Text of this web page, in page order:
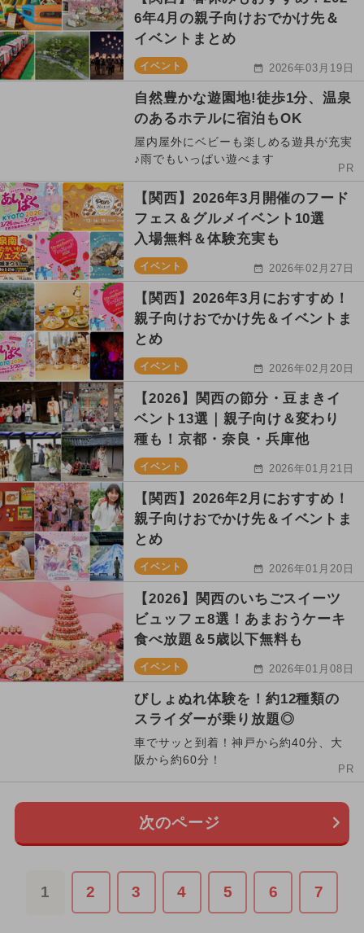
6年4月の親子向けおでかけ先＆
イベントまとめ
イベント 2026年03月19日
自然豊かな遊園地!徒歩1分、温泉
のあるホテルに宿泊もOK
屋内屋外にベビーも楽しめる遊具が充実
♪雨でもいっぱい遊べます
PR
【関西】2026年3月開催のフード
フェス＆グルメイベント10選
入場無料＆体験充実も
イベント 2026年02月27日
【関西】2026年3月におすすめ！
親子向けおでかけ先＆イベントま
とめ
イベント 2026年02月20日
【2026】関西の節分・豆まきイ
ベント13選｜親子向け＆変わり
種も！京都・奈良・兵庫他
イベント 2026年01月21日
【関西】2026年2月におすすめ！
親子向けおでかけ先＆イベントま
とめ
イベント 2026年01月20日
【2026】関西のいちごスイーツ
ビュッフェ8選！あまおうケーキ
食べ放題＆5歳以下無料も
イベント 2026年01月08日
びしょぬれ体験を！約12種類の
スライダーが乗り放題◎
車でサッと到着！神戸から約40分、大
阪から約60分！
PR
次のページ
1 2 3 4 5 6 7